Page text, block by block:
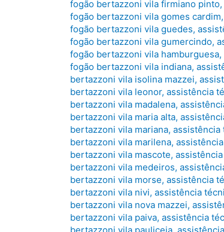
fogão bertazzoni vila firmiano pinto,
fogão bertazzoni vila gomes cardim,
fogão bertazzoni vila guedes,
fogão bertazzoni vila gumercindo,
fogão bertazzoni vila hamburguesa,
fogão bertazzoni vila indiana,
bertazzoni vila isolina mazzei,
bertazzoni vila leonor, assistência
bertazzoni vila madalena,
bertazzoni vila maria alta,
bertazzoni vila mariana, assistência
bertazzoni vila marilena,
bertazzoni vila mascote,
bertazzoni vila medeiros,
bertazzoni vila morse, assistência
bertazzoni vila nivi, assistência
bertazzoni vila nova mazzei,
bertazzoni vila paiva, assistência